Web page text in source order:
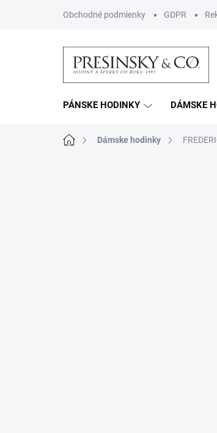
Obchodné podmienky GDPR
PÁNSKE HODINKY DÁMSKE
DomovDámske hodinky